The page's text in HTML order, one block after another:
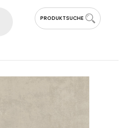
PRODUKTSUCHE